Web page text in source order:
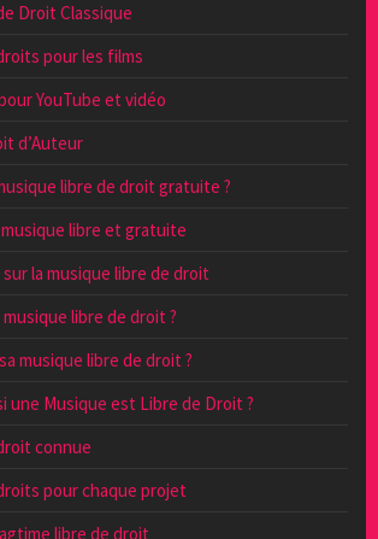
Droit Classique
pour les films
YouTube et vidéo
d’Auteur
libre de droit gratuite ?
libre et gratuite
la musique libre de droit
musique libre de droit ?
musique libre de droit ?
une Musique est Libre de Droit ?
connue
pour chaque projet
libre de droit